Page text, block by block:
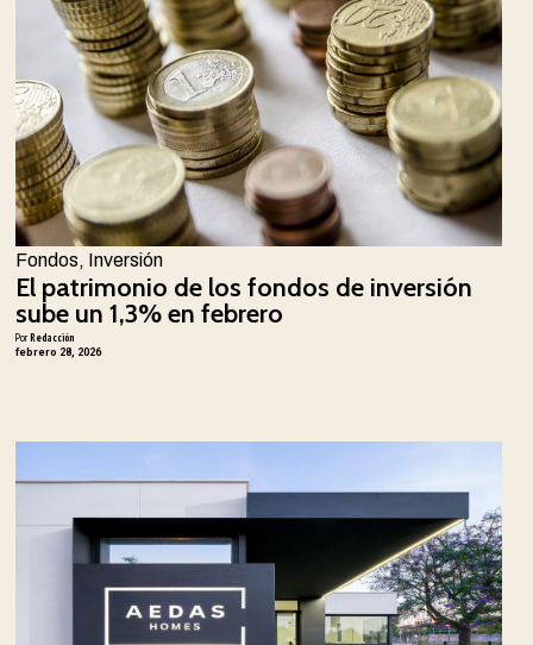
Fondos, Inversión
El patrimonio de los fondos de inversión
sube un 1,3% en febrero
PorRedacción
febrero 28, 2026